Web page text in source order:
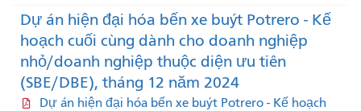
Dự án hiện đại hóa bến xe buýt Potrero - Kế
hoạch cuối cùng dành cho doanh nghiệp
nhỏ/doanh nghiệp thuộc diện ưu tiên
(SBE/DBE), tháng 12 năm 2024
Dự án hiện đại hóa bến xe buýt Potrero - Kế hoạch